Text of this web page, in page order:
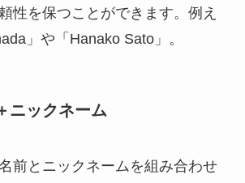
性を保つことができます。例え
」や「Hanako Sato」。
ニックネーム
前とニックネームを組み合わせ